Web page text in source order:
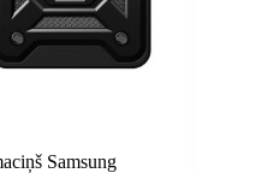
Samsung